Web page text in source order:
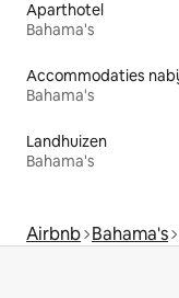
Aparthotel
Bahama's
Bahama's
Landhuizen
Bahama's
Airbnb Bahama's